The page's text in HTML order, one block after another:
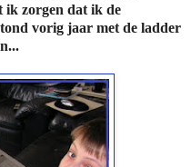
ik zorgen dat ik de
vorig jaar met de ladder